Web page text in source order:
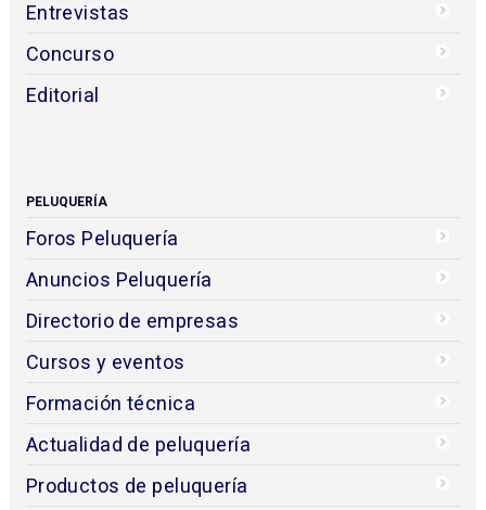
Entrevistas
Concurso
Editorial
PELUQUERÍA
Foros Peluquería
Anuncios Peluquería
Directorio de empresas
Cursos y eventos
Formación técnica
Actualidad de peluquería
Productos de peluquería